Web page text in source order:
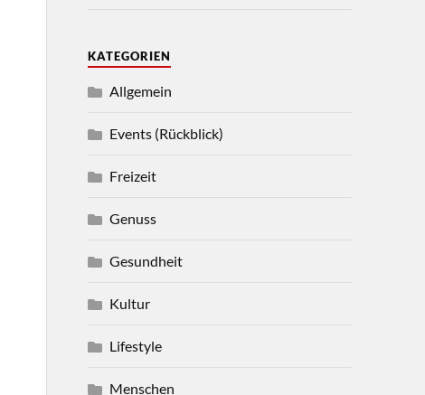
KATEGORIEN
Allgemein
Events (Rückblick)
Freizeit
Genuss
Gesundheit
Kultur
Lifestyle
Menschen